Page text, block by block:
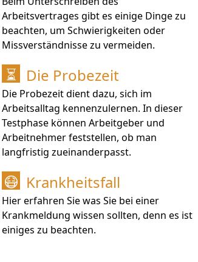
Arbeitsvertrages gibt es einige Dinge zu
beachten, um Schwierigkeiten oder
Missverständnisse zu vermeiden.
⏳ Die Probezeit
Die Probezeit dient dazu, sich im
Arbeitsalltag kennenzulernen. In dieser
Testphase können Arbeitgeber und
Arbeitnehmer feststellen, ob man
langfristig zueinanderpasst.
😷 Krankheitsfall
Hier erfahren Sie was Sie bei einer
Krankmeldung wissen sollten, denn es ist
einiges zu beachten.